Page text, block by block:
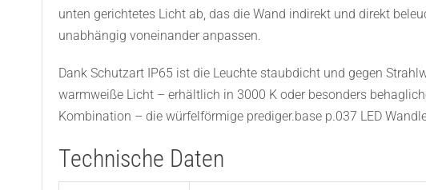
unten gerichtetes Licht ab, das die Wand indirekt und direkt
unabhängig voneinander anpassen.
Dank Schutzart IP65 ist die Leuchte staubdicht und gegen
warmweiße Licht – erhältlich in 3000 K oder besonders
Kombination – die würfelförmige prediger.base p.037 LED
Technische Daten